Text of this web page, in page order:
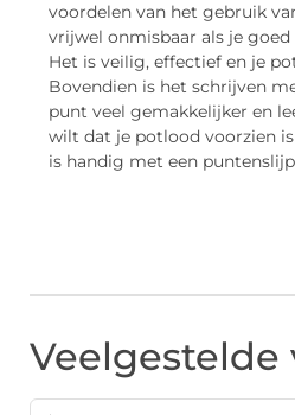
voordelen van het gebruik
vrijwel onmisbaar als je
Het is veilig, effectief en je
Bovendien is het schrijven
punt veel gemakkelijker en
wilt dat je potlood voorzien
is handig met een
Veelgestelde